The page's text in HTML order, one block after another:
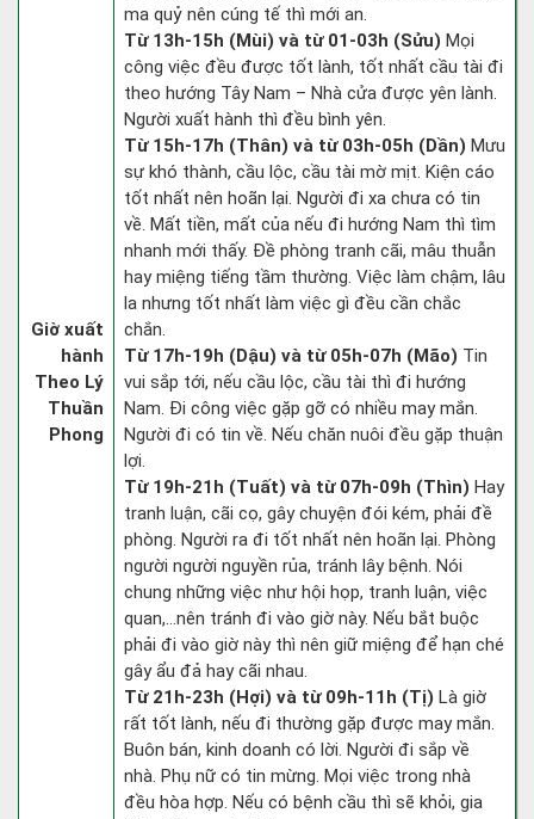
Giờ xuất
hành
Theo Lý
Thuần
Phong
ma quỷ nên cúng tế thì mới an.
Từ 13h-15h (Mùi) và từ 01-03h (Sửu) Mọi
công việc đều được tốt lành, tốt nhất cầu tài đi
theo hướng Tây Nam – Nhà cửa được yên lành.
Người xuất hành thì đều bình yên.
Từ 15h-17h (Thân) và từ 03h-05h (Dần) Mưu
sự khó thành, cầu lộc, cầu tài mờ mịt. Kiện cáo
tốt nhất nên hoãn lại. Người đi xa chưa có tin
về. Mất tiền, mất của nếu đi hướng Nam thì tìm
nhanh mới thấy. Đề phòng tranh cãi, mâu thuẫn
hay miệng tiếng tầm thường. Việc làm chậm, lâu
la nhưng tốt nhất làm việc gì đều cần chắc
chắn.
Từ 17h-19h (Dậu) và từ 05h-07h (Mão) Tin
vui sắp tới, nếu cầu lộc, cầu tài thì đi hướng
Nam. Đi công việc gặp gỡ có nhiều may mắn.
Người đi có tin về. Nếu chăn nuôi đều gặp thuận
lợi.
Từ 19h-21h (Tuất) và từ 07h-09h (Thìn) Hay
tranh luận, cãi cọ, gây chuyện đói kém, phải đề
phòng. Người ra đi tốt nhất nên hoãn lại. Phòng
người người nguyền rủa, tránh lây bệnh. Nói
chung những việc như hội họp, tranh luận, việc
quan,…nên tránh đi vào giờ này. Nếu bắt buộc
phải đi vào giờ này thì nên giữ miệng để hạn ché
gây ẩu đả hay cãi nhau.
Từ 21h-23h (Hợi) và từ 09h-11h (Tị) Là giờ
rất tốt lành, nếu đi thường gặp được may mắn.
Buôn bán, kinh doanh có lời. Người đi sắp về
nhà. Phụ nữ có tin mừng. Mọi việc trong nhà
đều hòa hợp. Nếu có bệnh cầu thì sẽ khỏi, gia